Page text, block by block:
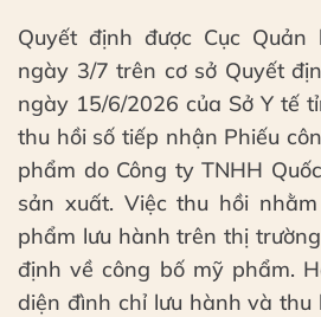
Quyết định được Cục
ngày 3/7 trên cơ sở Quyết
ngày 15/6/2026 của Sở Y tế
thu hồi số tiếp nhận Phiếu
phẩm do Công ty TNHH
sản xuất. Việc thu hồi
phẩm lưu hành trên thị
định về công bố mỹ phẩm.
diện đình chỉ lưu hành và thu